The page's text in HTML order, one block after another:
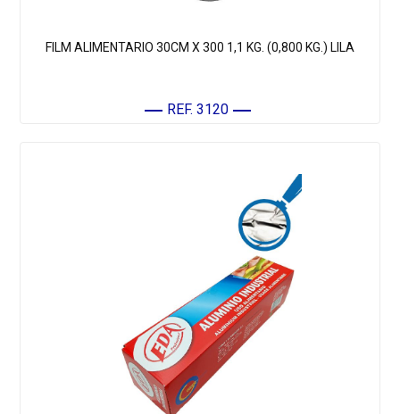
FILM ALIMENTARIO 30CM X 300 1,1 KG. (0,800 KG.) LILA
REF. 3120